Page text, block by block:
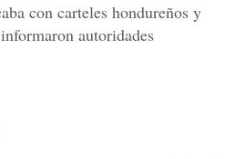
con carteles hondureños y
autoridades